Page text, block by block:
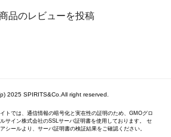
品のレビューを投稿
2025 SPIRITS&Co.All right reserved.
トでは、通信情報の暗号化と実在性の証明のため、GMOグロ
サイン株式会社のSSLサーバ証明書を使用しております。 セ
シールより、サーバ証明書の検証結果をご確認ください。